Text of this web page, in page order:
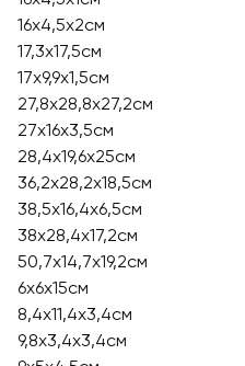
16x4,5x2см
17,3х17,5см
17x9,9x1,5см
27,8х28,8х27,2см
27x16x3,5см
28,4х19,6х25см
36,2х28,2х18,5см
38,5х16,4х6,5см
38х28,4х17,2см
50,7х14,7х19,2см
6х6х15см
8,4x11,4x3,4см
9,8х3,4х3,4см